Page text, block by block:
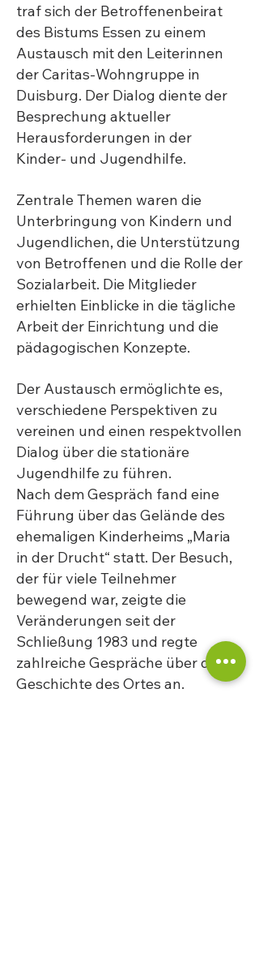
traf sich der Betroffenenbeirat
des Bistums Essen zu einem
Austausch mit den Leiterinnen
der Caritas-Wohngruppe in
Duisburg. Der Dialog diente der
Besprechung aktueller
Herausforderungen in der
Kinder- und Jugendhilfe.
Zentrale Themen waren die
Unterbringung von Kindern und
Jugendlichen, die Unterstützung
von Betroffenen und die Rolle der
Sozialarbeit. Die Mitglieder
erhielten Einblicke in die tägliche
Arbeit der Einrichtung und die
pädagogischen Konzepte.
Der Austausch ermöglichte es,
verschiedene Perspektiven zu
vereinen und einen respektvollen
Dialog über die stationäre
Jugendhilfe zu führen.
Nach dem Gespräch fand eine
Führung über das Gelände des
ehemaligen Kinderheims „Maria
in der Drucht“ statt. Der Besuch,
der für viele Teilnehmer
bewegend war, zeigte die
Veränderungen seit der
Schließung 1983 und regte
zahlreiche Gespräche über die
Geschichte des Ortes an.